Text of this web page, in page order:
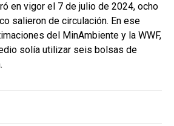
en vigor el 7 de julio de 2024, ocho
salieron de circulación. En ese
del MinAmbiente y la WWF,
solía utilizar seis bolsas de